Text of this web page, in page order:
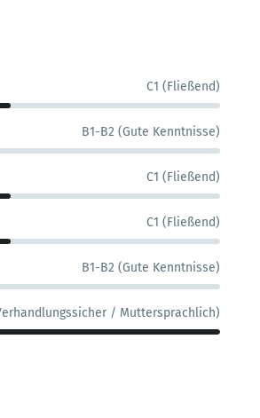
C1 (Fließend)
B1-B2 (Gute Kenntnisse)
C1 (Fließend)
C1 (Fließend)
B1-B2 (Gute Kenntnisse)
/ Muttersprachlich)